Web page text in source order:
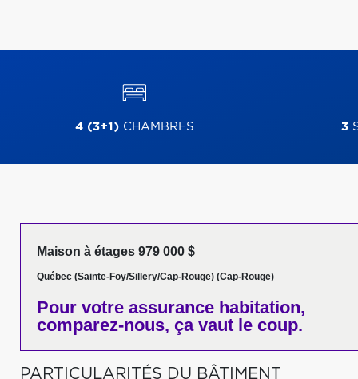
4 (3+1)CHAMBRES 3
Maison à étages 979 000 $
Québec (Sainte-Foy/Sillery/Cap-Rouge) (Cap-Rouge)
Pour votre assurance habitation,
comparez-nous, ça vaut le coup.
PARTICULARITÉS DU BÂTIMENT